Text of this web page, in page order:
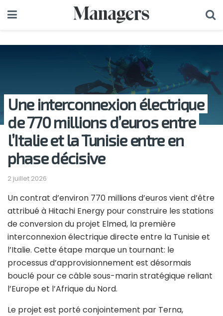
Une interconnexion électrique
de 770 millions d’euros entre
l’Italie et la Tunisie entre en
phase décisive
2 juillet 2026
Un contrat d’environ 770 millions d’euros vient d’être
attribué à Hitachi Energy pour construire les stations
de conversion du projet Elmed, la première
interconnexion électrique directe entre la Tunisie et
l’Italie. Cette étape marque un tournant: le
processus d’approvisionnement est désormais
bouclé pour ce câble sous-marin stratégique reliant
l’Europe et l’Afrique du Nord.
Le projet est porté conjointement par Terna,